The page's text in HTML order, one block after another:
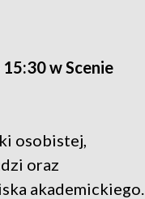
w Scenie
osobistej,
oraz
akademickiego.